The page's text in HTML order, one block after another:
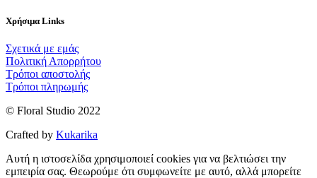
Χρήσιμα Links
Σχετικά με εμάς
Πολιτική Απορρήτου
Τρόποι αποστολής
Τρόποι πληρωμής
© Floral Studio 2022
Crafted by Kukarika
Αυτή η ιστοσελίδα χρησιμοποιεί cookies για να βελτιώσει την
εμπειρία σας. Θεωρούμε ότι συμφωνείτε με αυτό, αλλά μπορείτε